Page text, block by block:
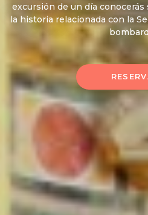
excursión de un día
la historia relacionada con la